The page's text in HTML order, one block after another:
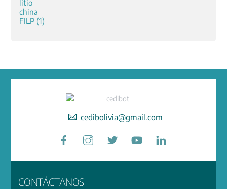
cedibolivia@gmail.com
Facebook
CONTÁCTANOS